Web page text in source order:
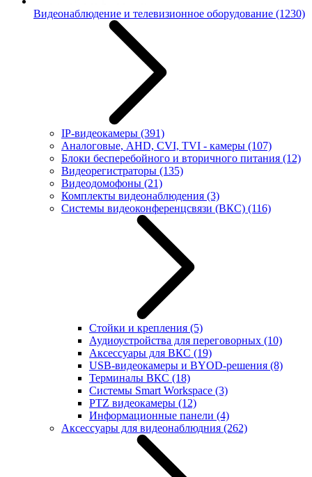
Видеонаблюдение и телевизионное оборудование (1230)
IP-видеокамеры (391)
Аналоговые, AHD, CVI, TVI - камеры (107)
Блоки бесперебойного и вторичного питания (12)
Видеорегистраторы (135)
Видеодомофоны (21)
Комплекты видеонаблюдения (3)
Системы видеоконференцсвязи (ВКС) (116)
Стойки и крепления (5)
Аудиоустройства для переговорных (10)
Аксессуары для ВКС (19)
USB-видеокамеры и BYOD-решения (8)
Терминалы ВКС (18)
Системы Smart Workspace (3)
PTZ видеокамеры (12)
Информационные панели (4)
Аксессуары для видеонаблюдния (262)